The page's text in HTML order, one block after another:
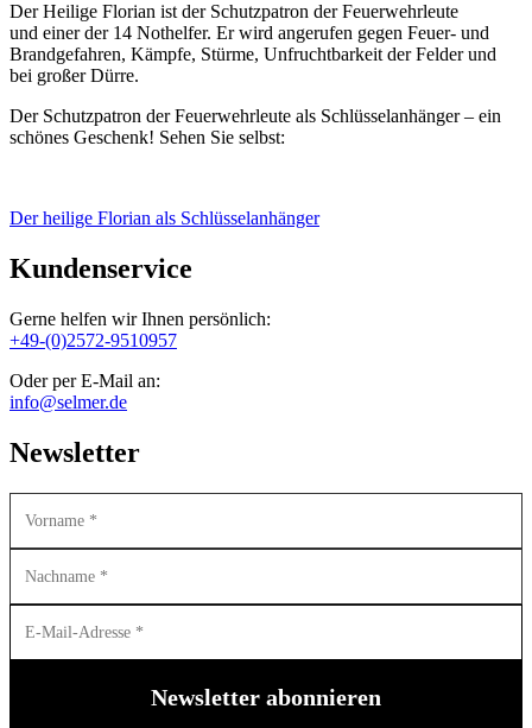
Der Heilige Florian ist der Schutzpatron der Feuerwehrleute
und einer der 14 Nothelfer. Er wird angerufen gegen Feuer- und
Brandgefahren, Kämpfe, Stürme, Unfruchtbarkeit der Felder und
bei großer Dürre.
Der Schutzpatron der Feuerwehrleute als Schlüsselanhänger – ein
schönes Geschenk! Sehen Sie selbst:
Der heilige Florian als Schlüsselanhänger
Kundenservice
Gerne helfen wir Ihnen persönlich:
+49-(0)2572-9510957
Oder per E-Mail an:
info@selmer.de
Newsletter